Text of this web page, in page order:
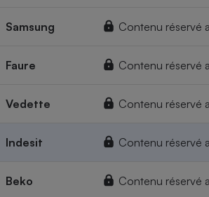
Samsung Contenu réservé
Faure Contenu réservé
Vedette Contenu réservé
Indesit Contenu réservé
Beko Contenu réservé